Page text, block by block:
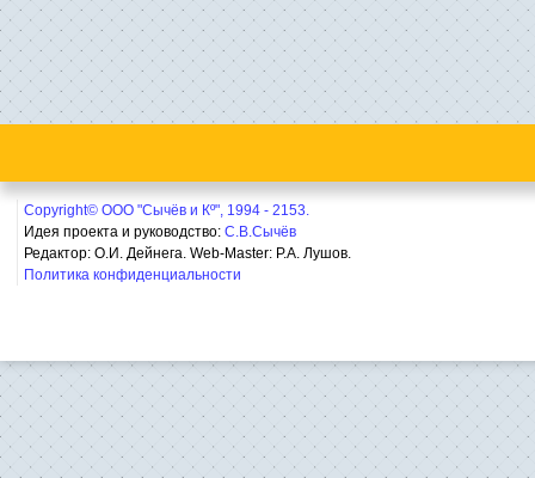
Copyright© ООО "Сычёв и Кº", 1994 - 2153.
Идея проекта и руководство: С.В.Сычёв
Редактор: О.И. Дейнега. Web-Master: Р.А. Лушов.
Политика конфиденциальности